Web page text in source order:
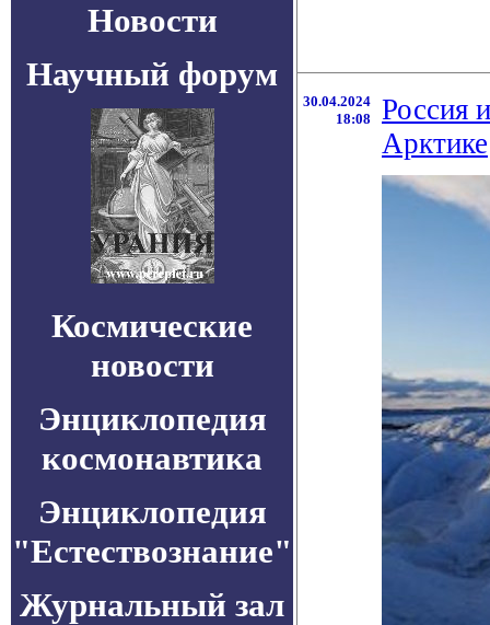
Новости
Научный форум
Космические
новости
Энциклопедия
космонавтика
Энциклопедия
"Естествознание"
Журнальный зал
30.04.2024
18:08
Россия
Арктике